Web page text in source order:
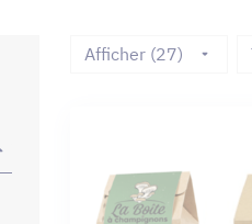
Afficher (27)